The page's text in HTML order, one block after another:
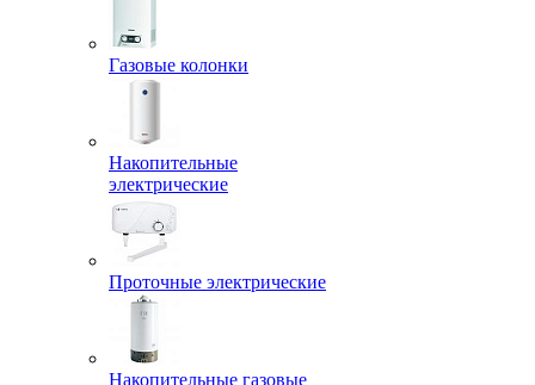
Газовые колонки
Накопительные
электрические
Проточные электрические
Накопительные газовые